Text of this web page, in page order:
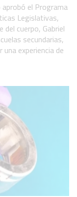
aprobó el Programa
Legislativas,
cuerpo, Gabriel
secundarias,
experiencia de